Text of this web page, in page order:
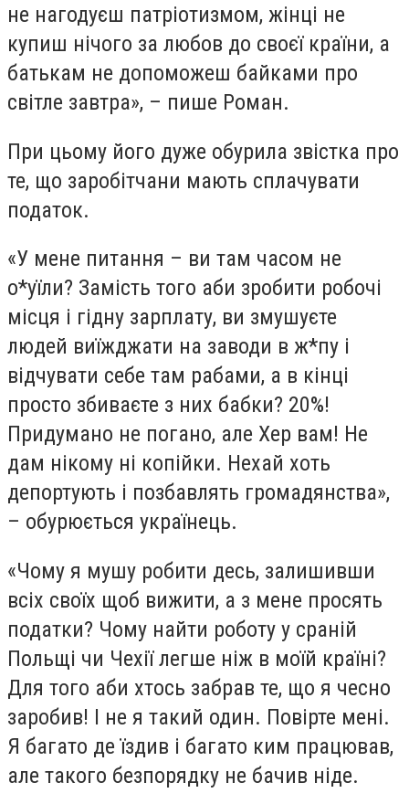
не нагодуєш патріотизмом, жінці не
купиш нічого за любов до своєї країни, а
батькам не допоможеш байками про
світле завтра», – пише Роман.
При цьому його дуже обурила звістка про
те, що заробітчани мають сплачувати
податок.
«У мене питання – ви там часом не
о*уїли? Замість того аби зробити робочі
місця і гідну зарплату, ви змушуєте
людей виїжджати на заводи в ж*пу і
відчувати себе там рабами, а в кінці
просто збиваєте з них бабки? 20%!
Придумано не погано, але Хер вам! Не
дам нікому ні копійки. Нехай хоть
депортують і позбавлять громадянства»,
– обурюється українець.
«Чому я мушу робити десь, залишивши
всіх своїх щоб вижити, а з мене просять
податки? Чому найти роботу у сраній
Польщі чи Чехії легше ніж в моїй країні?
Для того аби хтось забрав те, що я чесно
заробив! І не я такий один. Повірте мені.
Я багато де їздив і багато ким працював,
але такого безпорядку не бачив ніде.